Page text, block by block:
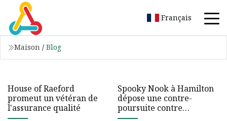
Français
Maison / Blog
House of Raeford
promeut un vétéran de
l'assurance qualité
Spooky Nook à Hamilton
dépose une contre-
poursuite contre
l'entrepreneur général